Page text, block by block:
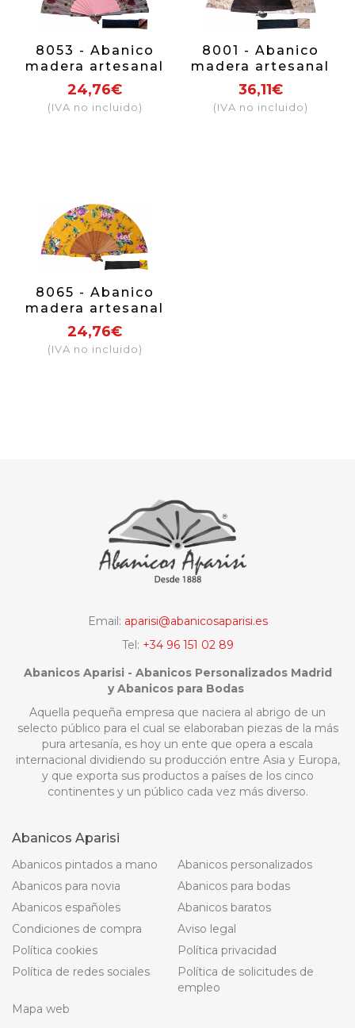
8053 - Abanico
madera artesanal
24,76€
(IVA no incluido)
8001 - Abanico
madera artesanal
36,11€
(IVA no incluido)
8065 - Abanico
madera artesanal
24,76€
(IVA no incluido)
Email: aparisi@abanicosaparisi.es
Tel: +34 96 151 02 89
Abanicos Aparisi - Abanicos Personalizados Madrid
y Abanicos para Bodas
Aquella pequeña empresa que naciera al abrigo de un
selecto público para el cual se elaboraban piezas de la más
pura artesanía, es hoy un ente que opera a escala
internacional dividiendo su producción entre Asia y Europa,
y que exporta sus productos a países de los cinco
continentes y un público cada vez más diverso.
Abanicos Aparisi
Abanicos pintados a mano
Abanicos personalizados
Abanicos para novia
Abanicos para bodas
Abanicos españoles
Abanicos baratos
Condiciones de compra
Aviso legal
Política cookies
Política privacidad
Política de redes sociales
Política de solicitudes de
empleo
Mapa web